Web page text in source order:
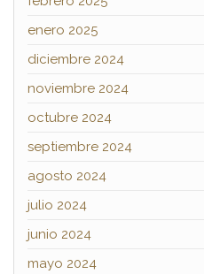
enero 2025
diciembre 2024
noviembre 2024
octubre 2024
septiembre 2024
agosto 2024
julio 2024
junio 2024
mayo 2024